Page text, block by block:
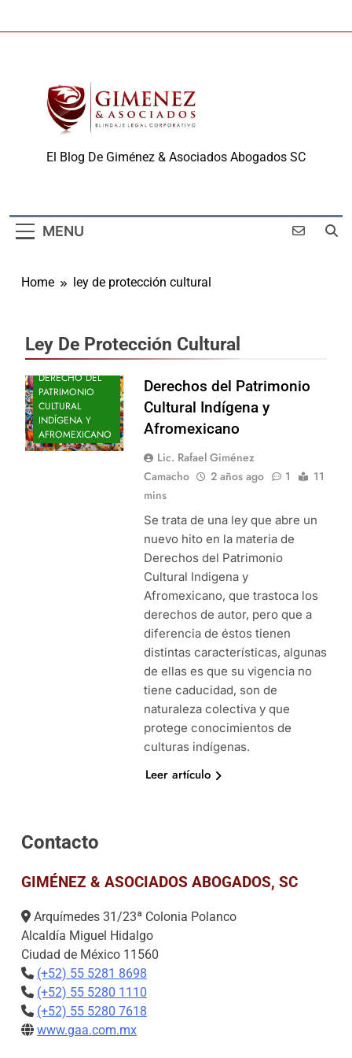
Derechos De Autor Y
Intelectual
El Blog De Giménez & Asociados Abogados SC
MENU
Home ley de protección cultural
Ley De Protección Cultural
DERECHO DEL
PATRIMONIO
CULTURAL
INDÍGENA Y
AFROMEXICANO
Derechos del Patrimonio
Cultural Indígena y
Afromexicano
Lic. Rafael Giménez
Camacho
2 años ago 1
11
mins
Se trata de una ley que abre un
nuevo hito en la materia de
Derechos del Patrimonio
Cultural Indigena y
Afromexicano, que trastoca los
derechos de autor, pero que a
diferencia de éstos tienen
distintas características, algunas
de ellas es que su vigencia no
tiene caducidad, son de
naturaleza colectiva y que
protege conocimientos de
culturas indígenas.
Leer artículo
Contacto
GIMÉNEZ & ASOCIADOS ABOGADOS, SC
Arquímedes 31/23ª Colonia Polanco
Alcaldía Miguel Hidalgo
Ciudad de México 11560
(+52) 55 5281 8698
(+52) 55 5280 1110
(+52) 55 5280 7618
www.gaa.com.mx